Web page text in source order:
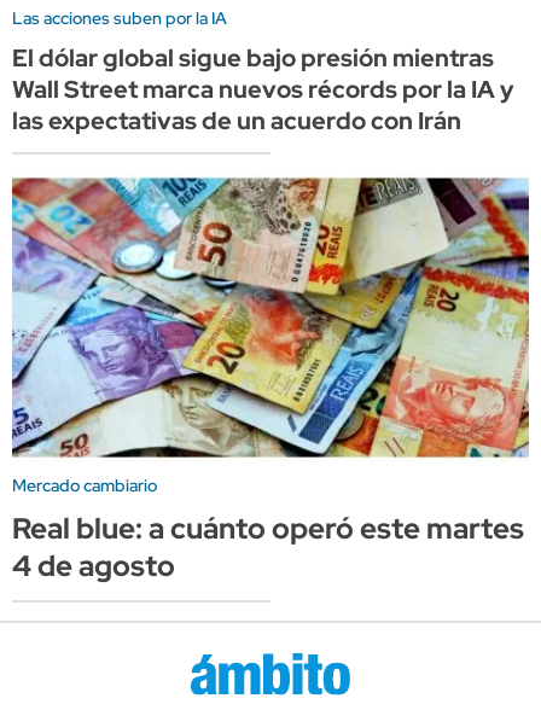
Las acciones suben por la IA
El dólar global sigue bajo presión mientras
Wall Street marca nuevos récords por la IA y
las expectativas de un acuerdo con Irán
Mercado cambiario
Real blue: a cuánto operó este martes
4 de agosto